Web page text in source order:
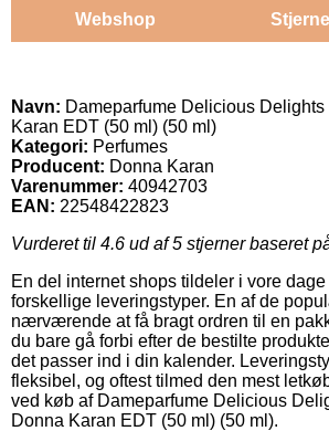
Webshop
Navn: Dameparfume Delicious
Karan EDT (50 ml) (50 ml)
Kategori: Perfumes
Producent: Donna Karan
Varenummer: 40942703
EAN: 22548422823
Vurderet til 4.6 ud af 5 stjerner baseret
En del internet shops tildeler i vore dage
forskellige leveringstyper. En af de
nærværende at få bragt ordren til en
du bare gå forbi efter de bestilte
det passer ind i din kalender.
fleksibel, og oftest tilmed den mest
ved køb af Dameparfume Delicious
Donna Karan EDT (50 ml) (50 ml).